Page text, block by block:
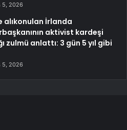
5, 2026
alıkonulan İrlanda
aktivist kardeşi
zulmü anlattı: 3 gün 5 yıl gibi
5, 2026